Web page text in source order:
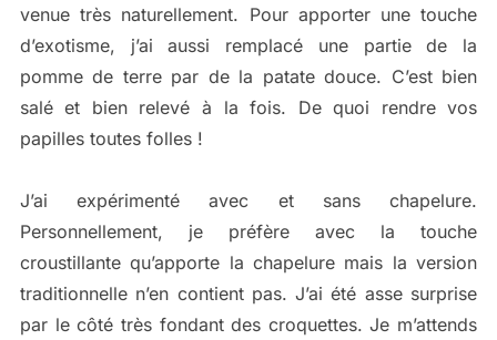
venue très naturellement. Pour apporter une touche
d’exotisme, j’ai aussi remplacé une partie de la
pomme de terre par de la patate douce. C’est bien
salé et bien relevé à la fois. De quoi rendre vos
papilles toutes folles !
J’ai expérimenté avec et sans chapelure.
Personnellement, je préfère avec la touche
croustillante qu’apporte la chapelure mais la version
traditionnelle n’en contient pas. J’ai été asse surprise
par le côté très fondant des croquettes. Je m’attends